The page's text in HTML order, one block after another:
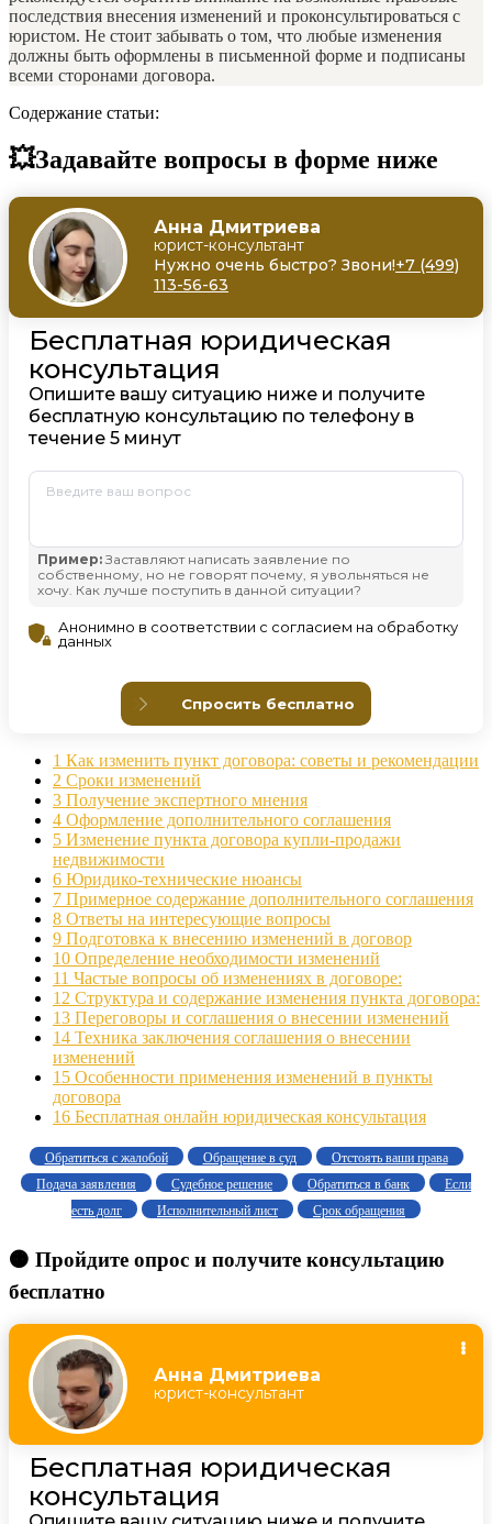
последствия внесения изменений и проконсультироваться с
юристом. Не стоит забывать о том, что любые изменения
должны быть оформлены в письменной форме и подписаны
всеми сторонами договора.
Содержание статьи:
💥Задавайте вопросы в форме ниже
1 Как изменить пункт договора: советы и рекомендации
2 Сроки изменений
3 Получение экспертного мнения
4 Оформление дополнительного соглашения
5 Изменение пункта договора купли-продажи
недвижимости
6 Юридико-технические нюансы
7 Примерное содержание дополнительного соглашения
8 Ответы на интересующие вопросы
9 Подготовка к внесению изменений в договор
10 Определение необходимости изменений
11 Частые вопросы об изменениях в договоре:
12 Структура и содержание изменения пункта договора:
13 Переговоры и соглашения о внесении изменений
14 Техника заключения соглашения о внесении
изменений
15 Особенности применения изменений в пункты
договора
16 Бесплатная онлайн юридическая консультация
Обратиться с жалобой Обращение в суд
Отстоять ваши права
Подача заявления
Судебное решение Обратиться в банк
Если
есть долг
Исполнительный лист Срок обращения
🟠 Пройдите опрос и получите консультацию
бесплатно